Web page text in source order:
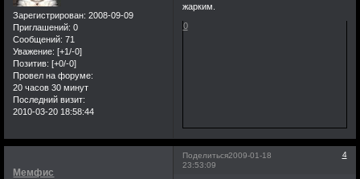
Зарегистрирован: 2008-09-09
Приглашений: 0
Сообщений: 71
Уважение: [+1/-0]
Позитив: [+0/-0]
Провел на форуме:
20 часов 30 минут
Последний визит:
2010-03-20 18:58:44
жарким.
0
Поделиться 4
2009-01-18
23:53:09
Мемфис